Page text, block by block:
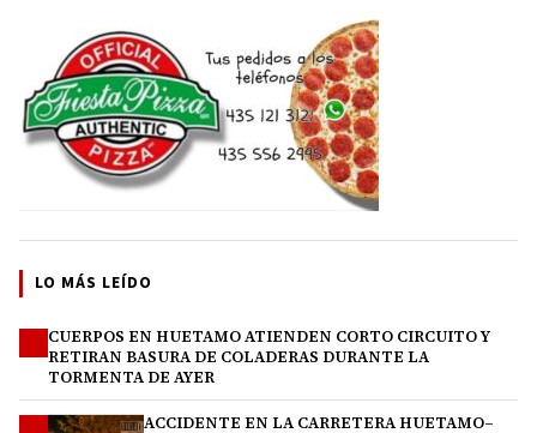
LO MÁS LEÍDO
CUERPOS EN HUETAMO ATIENDEN CORTO CIRCUITO Y
RETIRAN BASURA DE COLADERAS DURANTE LA
TORMENTA DE AYER
ACCIDENTE EN LA CARRETERA HUETAMO–